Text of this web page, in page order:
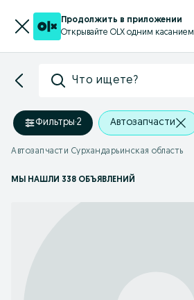
Продолжить в приложении
Открывайте OLX одним касанием
Что ищете?
Фильтры·2 Автозапчасти
Автозапчасти Сурхандарьинская область
МЫ НАШЛИ 338 ОБЪЯВЛЕНИЙ